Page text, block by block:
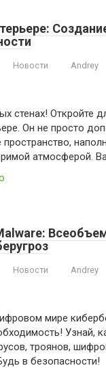
Новости Andrey
стенах! Откройте
Он не просто
атмосферой.
Новости Andrey
мире
Узнай,
троянов,
в безопасности!